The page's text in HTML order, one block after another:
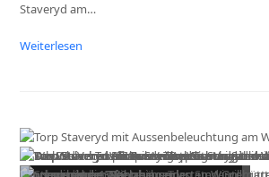
Staveryd am…
Weiterlesen